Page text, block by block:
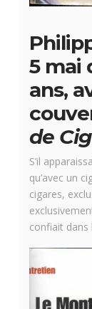
5 mai
ans,
de
S’il
qu’avec un
cigares,
confiait dans